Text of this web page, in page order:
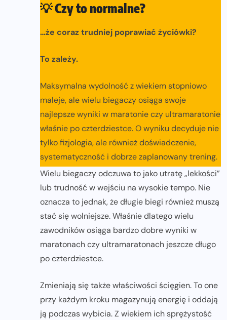
💡Czy to normalne?
…że coraz trudniej poprawiać życiówki?
To zależy.
Maksymalna wydolność z wiekiem stopniowo
maleje, ale wielu biegaczy osiąga swoje
najlepsze wyniki w maratonie czy ultramaratonie
właśnie po czterdziestce. O wyniku decyduje nie
tylko fizjologia, ale również doświadczenie,
systematyczność i dobrze zaplanowany trening.
Wielu biegaczy odczuwa to jako utratę „lekkości”
lub trudność w wejściu na wysokie tempo. Nie
oznacza to jednak, że długie biegi również muszą
stać się wolniejsze. Właśnie dlatego wielu
zawodników osiąga bardzo dobre wyniki w
maratonach czy ultramaratonach jeszcze długo
po czterdziestce.
Zmieniają się także właściwości ścięgien. To one
przy każdym kroku magazynują energię i oddają
ją podczas wybicia. Z wiekiem ich sprężystość